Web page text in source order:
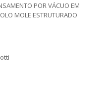
POR VÁCUO EM
MOLE ESTRUTURADO